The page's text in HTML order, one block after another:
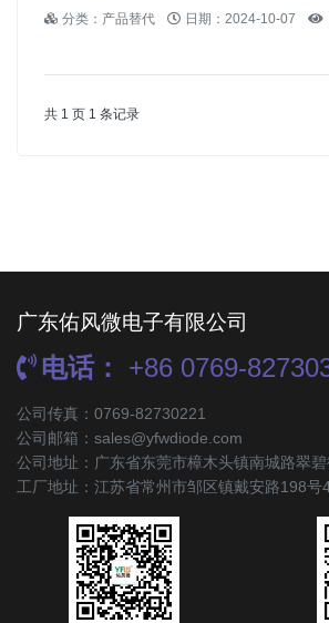
电管,TVS二极管-佑风微电子
分类：产品替代 日期：2024-10-07
共 1 页 1 条记录
广东佑风微电子有限公司
电话： +86 0769-
公司传真：0769-82730221
公司邮箱：sales@yfwdiode.com
公司地址：广东省东莞市樟木头镇南城路翠
工厂地址：江苏省常州市邹区镇戴安路198号